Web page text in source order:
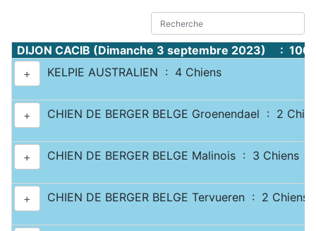
DIJON CACIB (Dimanche 3 septembre 2023) :
+
KELPIE AUSTRALIEN : 4 Chiens
+ CHIEN DE BERGER BELGE Groenendael : 2
+ CHIEN DE BERGER BELGE Malinois : 3 Chiens
+ CHIEN DE BERGER BELGE Tervueren : 2 Chiens